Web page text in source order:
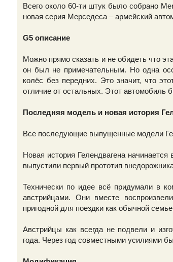
Всего около 60-ти штук было собрано
новая серия Мерседеса – армейский
G5 описание
Можно прямо сказать и не обидеть что
он был не примечательным. Но одна
колёс без передних. Это значит, что
отличие от остальных. Этот автомобиль
Последняя модель и новая история
Все последующие выпущенные модели
Новая история Гелендвагена
выпустили первый прототип
Технически по идее всё придумали в
австрийцами. Они вместе
пригодной для поездки как обычной
Австрийцы как всегда не подвели и
года. Через год совместными усилиями